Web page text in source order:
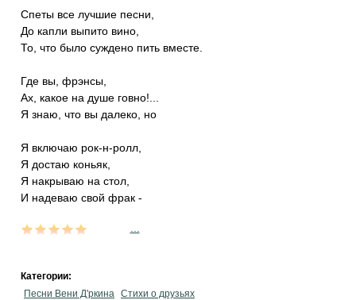
Спеты все лучшие песни,
До капли выпито вино,
То, что было суждено пить вместе.
Где вы, фрэнсы,
Ах, какое на душе говно!...
Я знаю, что вы далеко, но
Я включаю рок-н-ролл,
Я достаю коньяк,
Я накрываю на стол,
И надеваю свой фрак -
Категории:
Песни Вени Д'ркина Стихи о друзьях